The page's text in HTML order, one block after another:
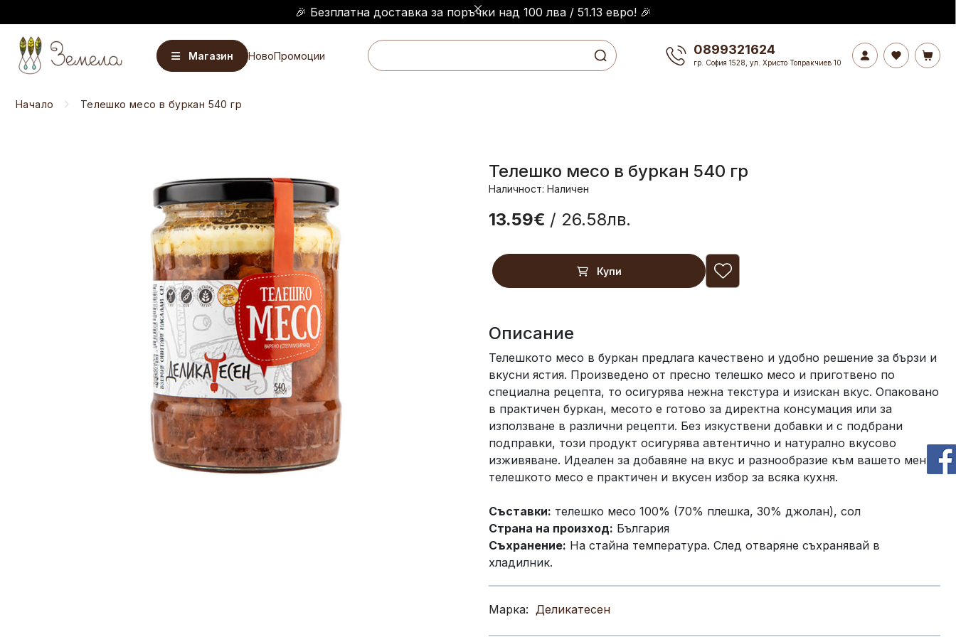
🎉 Безплатна доставка за поръчки над 100 лва / 51.13 евро! 🎉
Магазин НовоПромоции 0899321624
гр. София 1528, ул. Христо Топракчиев 10
Начало Телешко месо в буркан 540 гр
Телешко месо в буркан 540 гр
Наличност: Наличен
13.59€ / 26.58лв.
Купи
Описание
Телешкото месо в буркан предлага качествено и удобно решение за бързи и
вкусни ястия. Произведено от пресно телешко месо и приготвено по
специална рецепта, то осигурява нежна текстура и изискан вкус. Опаковано
в практичен буркан, месото е готово за директна консумация или за
използване в различни рецепти. Без изкуствени добавки и с подбрани
подправки, този продукт осигурява автентично и натурално вкусово
изживяване. Идеален за добавяне на вкус и разнообразие към вашето меню,
телешкото месо е практичен и вкусен избор за всяка кухня.
Съставки: телешко месо 100% (70% плешка, 30% джолан), сол
Страна на произход: България
Съхранение: На стайна температура. След отваряне съхранявай в
хладилник.
Марка: Деликатесен